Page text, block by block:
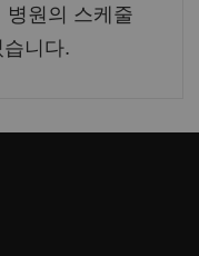
병원의 스케줄
니다.